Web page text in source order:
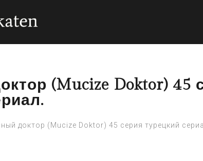
(Mucize Doktor) 45
доктор (Mucize Doktor) 45 серия турецкий